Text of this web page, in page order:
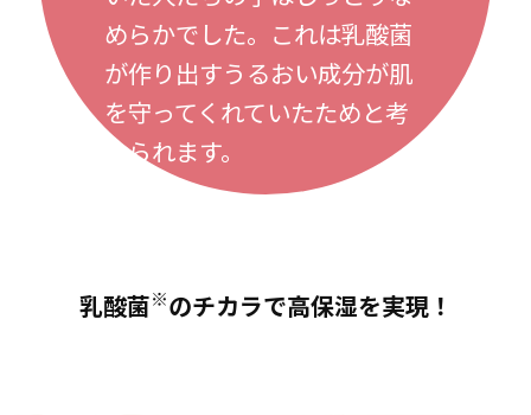
めらかでした。これは乳酸菌
が作り出すうるおい成分が肌
を守ってくれていたためと考
えられます。
乳酸菌※のチカラで高保湿を実現！